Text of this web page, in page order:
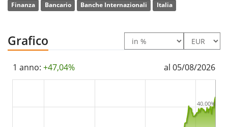
gestione e la commercializzazione di servizi o prodotti
clienti privati e piccole imprese. Il segmento
Institutional comprende la gestione e la
commercializzazione di servizi o prodotti bancari e
finanziari e l'intermediazione di prestiti a enti e
fondi pensione e fondazioni bancarie). Il segmento
Finanza Bancario Banche Internazionali Italia
Grafico
1 anno: +47,04% al 05/08/2026
40.00%